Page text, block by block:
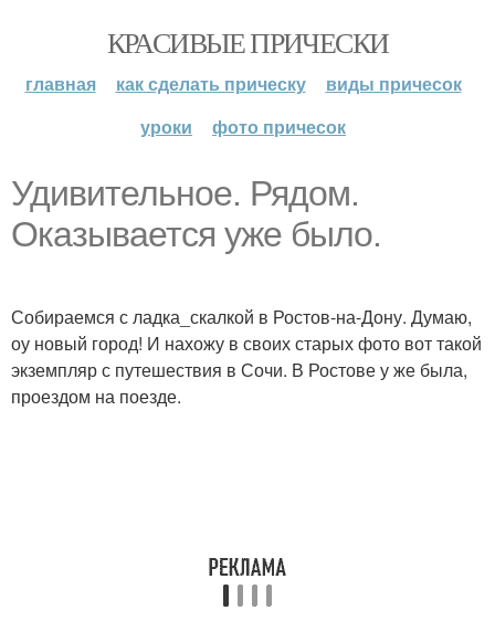
КРАСИВЫЕ ПРИЧЕСКИ
главная как сделать прическу
виды причесок
уроки
фото причесок
Удивительное. Рядом.
Оказывается уже было.
Собираемся с ладка_скалкой в Ростов-на-Дону. Думаю,
оу новый город! И нахожу в своих старых фото вот такой
экземпляр с путешествия в Сочи. В Ростове у же была,
проездом на поезде.